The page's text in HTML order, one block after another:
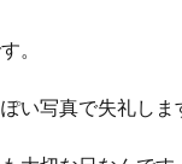
。
い写真で失礼しま